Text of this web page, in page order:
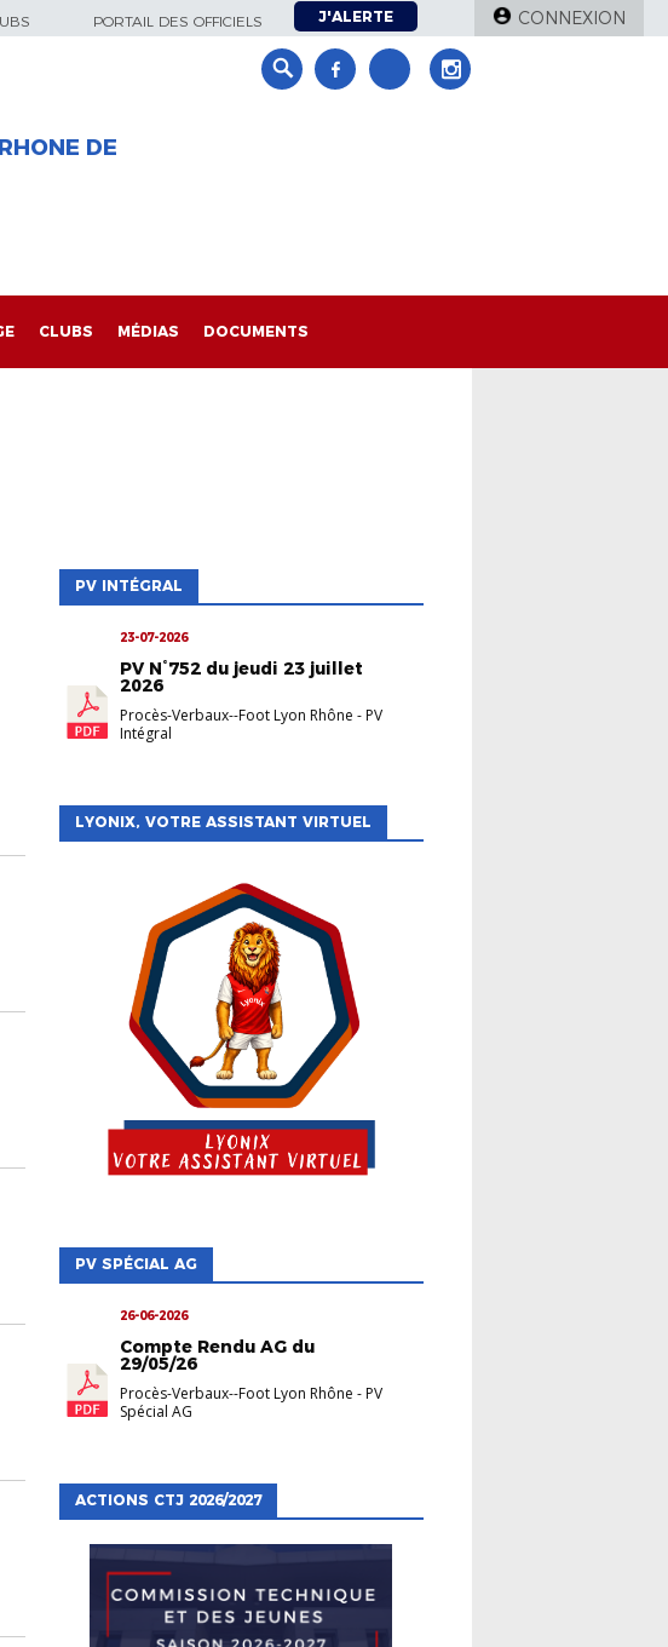
PORTAIL DES OFFICIELS J'ALERTE CONNEXION
DE
CLUBS MÉDIAS DOCUMENTS
PV INTÉGRAL
23-07-2026
PV N°752 du jeudi 23 juillet
2026
Procès-Verbaux--Foot Lyon Rhône - PV
Intégral
LYONIX, VOTRE ASSISTANT VIRTUEL
PV SPÉCIAL AG
26-06-2026
Compte Rendu AG du
29/05/26
Procès-Verbaux--Foot Lyon Rhône - PV
Spécial AG
ACTIONS CTJ 2026/2027